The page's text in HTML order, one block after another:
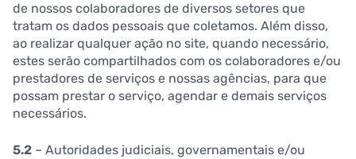
de nossos colaboradores de diversos setores que
tratam os dados pessoais que coletamos. Além disso,
ao realizar qualquer ação no site, quando necessário,
estes serão compartilhados com os colaboradores e/ou
prestadores de serviços e nossas agências, para que
possam prestar o serviço, agendar e demais serviços
necessários.
5.2 – Autoridades judiciais, governamentais e/ou